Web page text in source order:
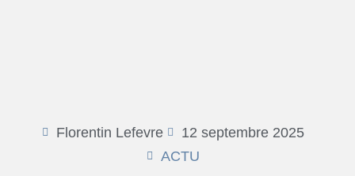
Florentin Lefevre
12 septembre 2025
ACTU